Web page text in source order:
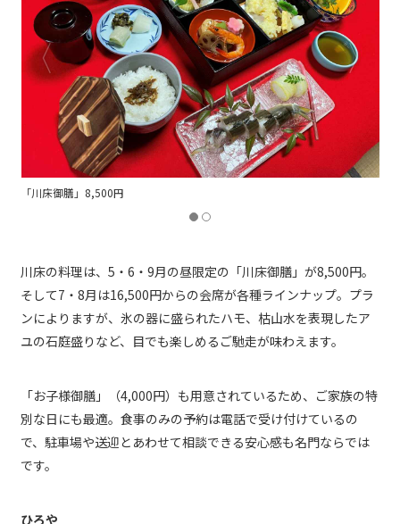
「【期間限定】ひろや会席『松』」29,800円
川床の料理は、5・6・9月の昼限定の「川床御膳」が8,500円。
そして7・8月は16,500円からの会席が各種ラインナップ。プラ
ンによりますが、氷の器に盛られたハモ、枯山水を表現したア
ユの石庭盛りなど、目でも楽しめるご馳走が味わえます。
「お子様御膳」（4,000円）も用意されているため、ご家族の特
別な日にも最適。食事のみの予約は電話で受け付けているの
で、駐車場や送迎とあわせて相談できる安心感も名門ならでは
です。
ひろや